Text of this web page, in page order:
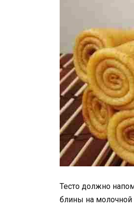
Тесто должно
блины на молочной